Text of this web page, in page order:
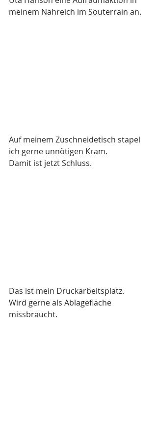
meinem Nähreich im Souterrain an.
Auf meinem Zuschneidetisch stapel
ich gerne unnötigen Kram.
Damit ist jetzt Schluss.
Das ist mein Druckarbeitsplatz.
Wird gerne als Ablagefläche
missbraucht.